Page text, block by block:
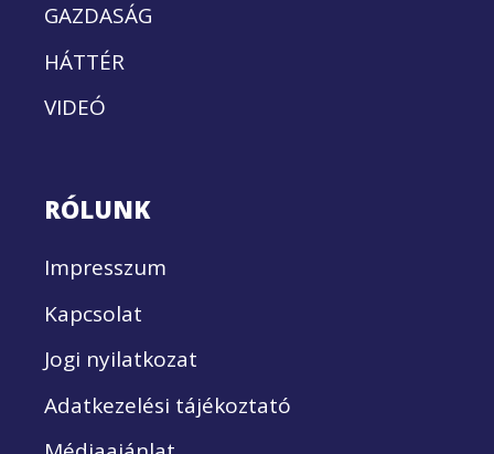
GAZDASÁG
HÁTTÉR
VIDEÓ
RÓLUNK
Impresszum
Kapcsolat
Jogi nyilatkozat
Adatkezelési tájékoztató